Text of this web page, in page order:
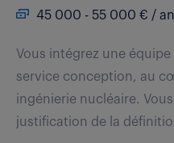
45 000 - 55 000 € / an
Vous intégrez une équipe
service conception, au
ingénierie nucléaire.
justification de la